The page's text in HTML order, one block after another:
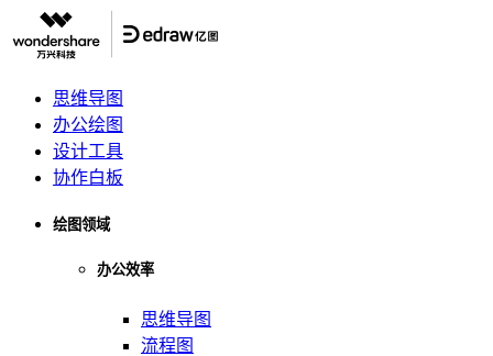
思维导图
办公绘图
设计工具
协作白板
绘图领域
办公效率
思维导图
流程图